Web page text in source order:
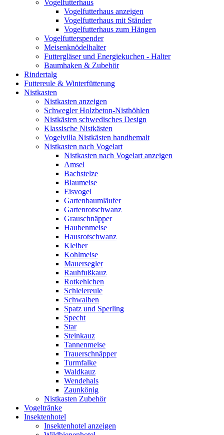
Vogelfutterhaus
Vogelfutterhaus anzeigen
Vogelfutterhaus mit Ständer
Vogelfutterhaus zum Hängen
Vogelfutterspender
Meisenknödelhalter
Futtergläser und Energiekuchen - Halter
Baumhaken & Zubehör
Rindertalg
Futtereule & Winterfütterung
Nistkasten
Nistkasten anzeigen
Schwegler Holzbeton-Nisthöhlen
Nistkästen schwedisches Design
Klassische Nistkästen
Vogelvilla Nistkästen handbemalt
Nistkasten nach Vogelart
Nistkasten nach Vogelart anzeigen
Amsel
Bachstelze
Blaumeise
Eisvogel
Gartenbaumläufer
Gartenrotschwanz
Grauschnäpper
Haubenmeise
Hausrotschwanz
Kleiber
Kohlmeise
Mauersegler
Rauhfußkauz
Rotkehlchen
Schleiereule
Schwalben
Spatz und Sperling
Specht
Star
Steinkauz
Tannenmeise
Trauerschnäpper
Turmfalke
Waldkauz
Wendehals
Zaunkönig
Nistkasten Zubehör
Vogeltränke
Insektenhotel
Insektenhotel anzeigen